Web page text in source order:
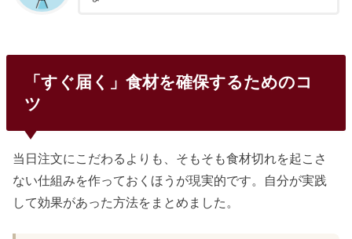
「すぐ届く」食材を確保するためのコ
ツ
当日注文にこだわるよりも、そもそも食材切れを起こさ
ない仕組みを作っておくほうが現実的です。自分が実践
して効果があった方法をまとめました。